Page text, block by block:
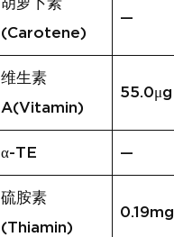
胡萝卜素
(Carotene)
—
维生素
A(Vitamin)
55.0μg
α-TE —
硫胺素
(Thiamin)
0.19mg